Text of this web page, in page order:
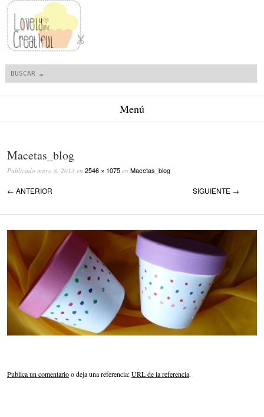
Menú
Macetas_blog
Publicado mayo 8, 2013 en 2546 × 1075 en Macetas_blog
← ANTERIOR SIGUIENTE →
Publica un comentarioo deja una referencia:URL de la referencia.